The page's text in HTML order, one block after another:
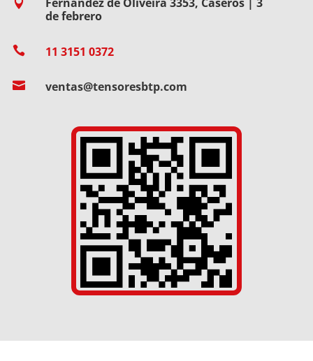

de febrero
 11 3151 0372
 ventas@tensoresbtp.com